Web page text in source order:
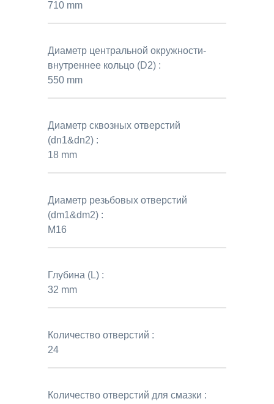
710 mm
Диаметр центральной окружности-
внутреннее кольцо (D2) :
550 mm
Диаметр сквозных отверстий
(dn1&dn2) :
18 mm
Диаметр резьбовых отверстий
(dm1&dm2) :
M16
Глубина (L) :
32 mm
Количество отверстий :
24
Количество отверстий для смазки :